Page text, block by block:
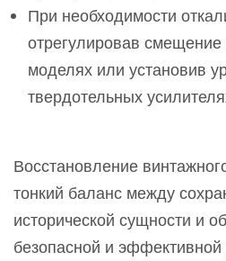
При необходимости
отрегулировав
моделях или установив
твердотельных
Восстановление
тонкий баланс между
исторической сущности и
безопасной и